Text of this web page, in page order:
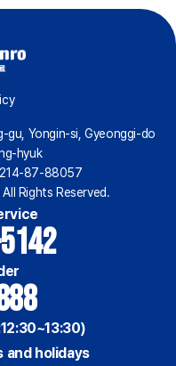
gu, Yongin-si, Gyeonggi-do
hyuk
214-87-88057
Rights Reserved.
and holidays